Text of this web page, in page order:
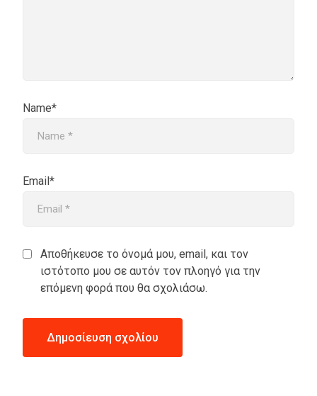
Name*
Email*
Αποθήκευσε το όνομά μου, email, και τον
ιστότοπο μου σε αυτόν τον πλοηγό για την
επόμενη φορά που θα σχολιάσω.